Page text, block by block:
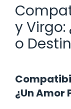
y Virgo:
o
¿Un Amor